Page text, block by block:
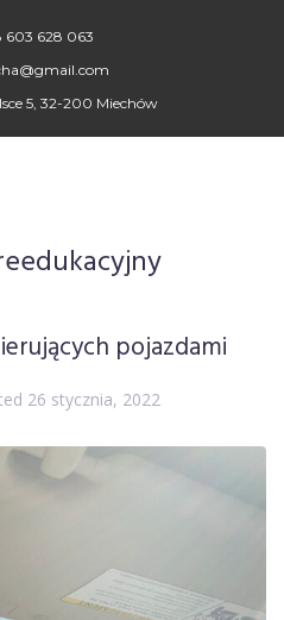
603 628 063
5, 32-200 Miechów
pojazdami
26 stycznia, 2022